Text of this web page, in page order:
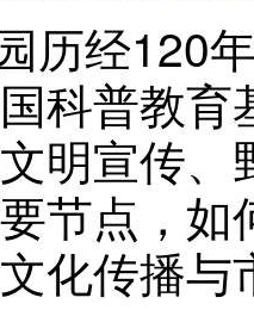
历经120
科普教
明宣传
节点，
化传播